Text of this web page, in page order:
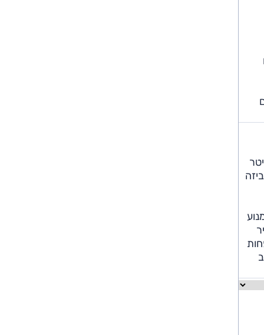
ליטרים
כ"ס (5500 סל"ד) ו-20.4 (2000-3000 סל"ד); השני בנפח 1.5 ליטר
ההאצה ל-100 קמ"ש באיביזה